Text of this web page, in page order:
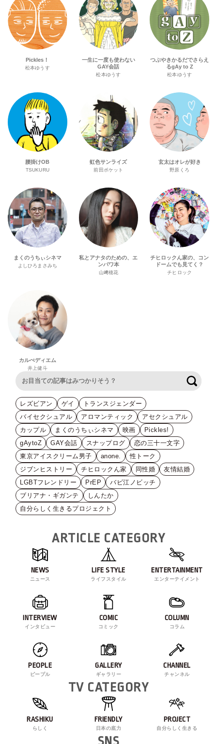
Pickles！
松本ゆうす
一生に一度も使わない
GAY会話
松本ゆうす
つぶやきかるだでさらえ
るgAy to Z
松本ゆうす
腰掛けOB
TSUKURU
虹色サンライズ
前田ポケット
玄太はオレが好き
野原くろ
まくのうちぃシネマ
よしひろまさみち
私とアナタのための、エ
ンパワ本
山﨑穂花
チヒロックん家の、コン
ドームでも見てく？
チヒロック
カルぺディエム
井上健斗
レズビアン ゲイ
トランスジェンダー
バイセクシュアル
アロマンティック
アセクシュアル
カップル
まくのうちぃシネマ 映画
Pickles!
gAytoZ
GAY会話 スナップログ
恋の三十一文字
東京アイスクリーム男子
anone.
性トーク
ジブンヒストリー
チヒロックん家 同性婚
友情結婚
LGBTフレンドリー
PrEP
バビ江ノビッチ
ブリアナ・ギガンテ
しんたか
自分らしく生きるプロジェクト
ARTICLE CATEGORY
NEWS
ニュース
LIFE STYLE
ライフスタイル
ENTERTAINMENT
エンターテイメント
INTERVIEW
インタビュー
COMIC
コミック
COLUMN
コラム
PEOPLE
ピープル
GALLERY
ギャラリー
CHANNEL
チャンネル
TV CATEGORY
RASHIKU
らしく
FRIENDLY
日本の底力
PROJECT
自分らしく生きる